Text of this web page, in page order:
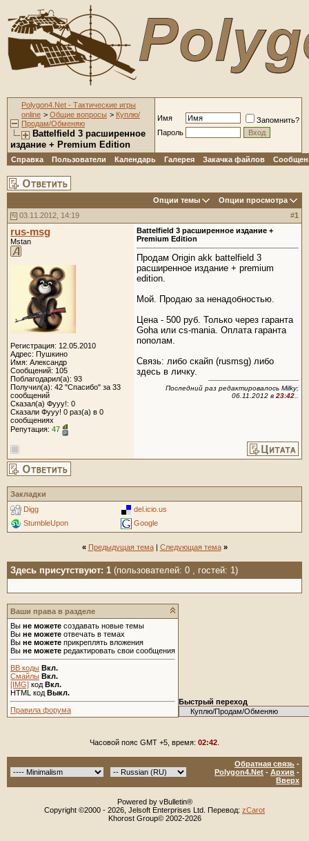
Polygon4.Net - Тактические игры
online > Общие вопросы > Куплю/
Продам/Обменяю
Battelfield 3 расширенное
издание + Premium Edition
Имя
Запомнить?
Пароль
Справка Пользователи Календарь Галерея Закачка файлов
Опции темы
Опции просмотра
03.11.2012, 14:19
#1
rus-msg
Mstan
Регистрация: 12.05.2010
Адрес: Пушкино
Имя: Александр
Сообщений: 105
Поблагодарил(а): 93
Получил(а): 42 "Спасибо" за 33
сообщений
Сказал(а) Фууу!: 0
Сказали Фууу! 0 раз(а) в 0
сообщениях
Репутация: 47
Battelfield 3 расширенное издание +
Premium Edition
Продам Origin akk battelfield 3
расширенное издание + premium
edition.
Мой. Продаю за ненадобностью.
Цена - 500 руб. Только через гаранта
Goha или cs-mania. Оплата гаранта
пополам.
Связь: либо скайп (rusmsg) либо
здесь в личку.
Последний раз редактировалось Milky;
06.11.2012 в 23:42..
Закладки
Digg
del.icio.us
StumbleUpon
Google
« Предыдущая тема| Следующая тема »
Здесь присутствуют: 1 (пользователей: 0 , гостей: 1)
Ваши права в разделе
Вы не можете создавать новые темы
Вы не можете отвечать в темах
Вы не можете прикреплять вложения
Вы не можете редактировать свои сообщения
BB коды Вкл.
Смайлы Вкл.
[IMG] код Вкл.
HTML код Выкл.
Правила форума
Быстрый переход
Часовой пояс GMT +5, время: 02:42
Обратная связь -
Polygon4.Net - Архив -
Вверх
Powered by vBulletin®
Copyright ©2000 - 2026, Jelsoft Enterprises Ltd. Перевод: zCarot
Khorost Group© 2002-2026